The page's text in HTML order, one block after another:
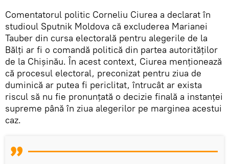
Comentatorul politic Corneliu Ciurea a declarat în
studioul Sputnik Moldova că excluderea Marianei
Tauber din cursa electorală pentru alegerile de la
Bălți ar fi o comandă politică din partea autorităților
de la Chișinău. În acest context, Ciurea menționează
că procesul electoral, preconizat pentru ziua de
duminică ar putea fi periclitat, întrucât ar exista
riscul să nu fie pronunțată o decizie finală a instanței
supreme până în ziua alegerilor pe marginea acestui
caz.